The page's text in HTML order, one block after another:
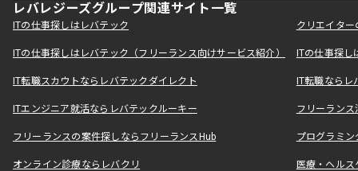
レバレジーズグループ関連サイト一覧
ITの仕事探しはレバテック クリエイタ
ITの仕事探しはレバテック（フリーランス向けサービス紹介） ITの仕事探
IT転職スカウトならレバテックダイレクト IT転職なら
ITエンジニア就活ならレバテックルーキー フリーラン
フリーランスの案件探しならフリーランスHub プログラミ
オンライン診療ならレバクリ 医療・ヘル